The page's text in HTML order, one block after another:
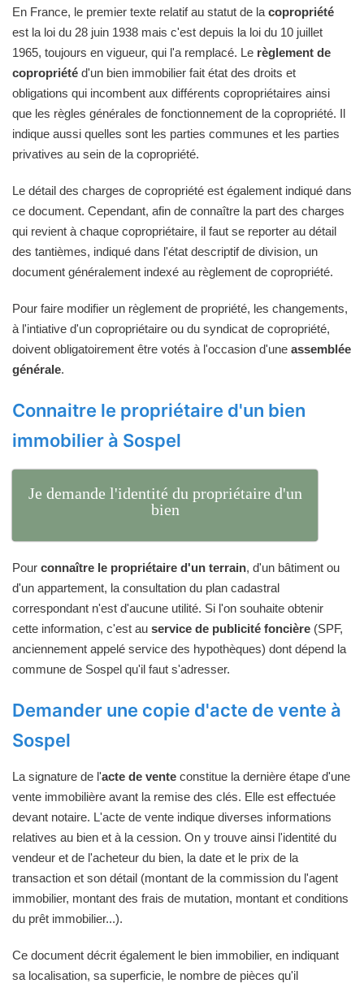
En France, le premier texte relatif au statut de la copropriété
est la loi du 28 juin 1938 mais c'est depuis la loi du 10 juillet
1965, toujours en vigueur, qui l'a remplacé. Le règlement de
copropriété d'un bien immobilier fait état des droits et
obligations qui incombent aux différents copropriétaires ainsi
que les règles générales de fonctionnement de la copropriété. Il
indique aussi quelles sont les parties communes et les parties
privatives au sein de la copropriété.
Le détail des charges de copropriété est également indiqué dans
ce document. Cependant, afin de connaître la part des charges
qui revient à chaque copropriétaire, il faut se reporter au détail
des tantièmes, indiqué dans l'état descriptif de division, un
document généralement indexé au règlement de copropriété.
Pour faire modifier un règlement de propriété, les changements,
à l'intiative d'un copropriétaire ou du syndicat de copropriété,
doivent obligatoirement être votés à l'occasion d'une assemblée
générale.
Connaitre le propriétaire d'un bien
immobilier à Sospel
Je demande l'identité du propriétaire d'un
bien
Pour connaître le propriétaire d'un terrain, d'un bâtiment ou
d'un appartement, la consultation du plan cadastral
correspondant n'est d'aucune utilité. Si l'on souhaite obtenir
cette information, c'est au service de publicité foncière (SPF,
anciennement appelé service des hypothèques) dont dépend la
commune de Sospel qu'il faut s'adresser.
Demander une copie d'acte de vente à
Sospel
La signature de l'acte de vente constitue la dernière étape d'une
vente immobilière avant la remise des clés. Elle est effectuée
devant notaire. L'acte de vente indique diverses informations
relatives au bien et à la cession. On y trouve ainsi l'identité du
vendeur et de l'acheteur du bien, la date et le prix de la
transaction et son détail (montant de la commission du l'agent
immobilier, montant des frais de mutation, montant et conditions
du prêt immobilier...).
Ce document décrit également le bien immobilier, en indiquant
sa localisation, sa superficie, le nombre de pièces qu'il